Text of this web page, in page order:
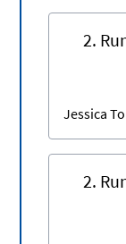
2.
Jessica
2.